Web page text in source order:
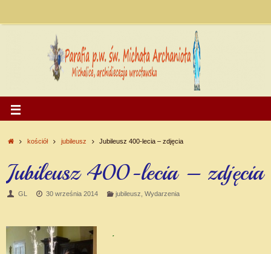
kościół jubileusz Jubileusz 400-lecia – zdjęcia
Jubileusz 400-lecia – zdjęcia
GL 30 września 2014 jubileusz Wydarzenia
.